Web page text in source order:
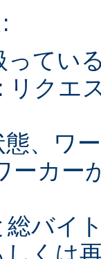
ってい
リクエ
、ワ
ーカー
バイ